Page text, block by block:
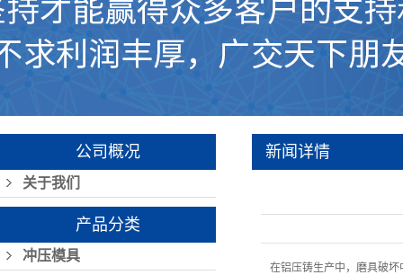
公司概况
关于我们
产品分类
冲压模具
新闻详情
在铝压铸生产中，磨具破